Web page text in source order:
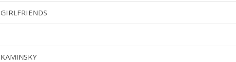
GIRLFRIENDS
KAMINSKY